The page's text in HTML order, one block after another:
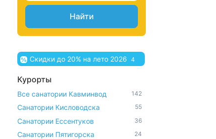
Найти
Скидки до 20% на лето 2026 4
Курорты
Все санатории Кавминвод 142
Санатории Кисловодска 55
Санатории Ессентуков 36
Санатории Пятигорска 24